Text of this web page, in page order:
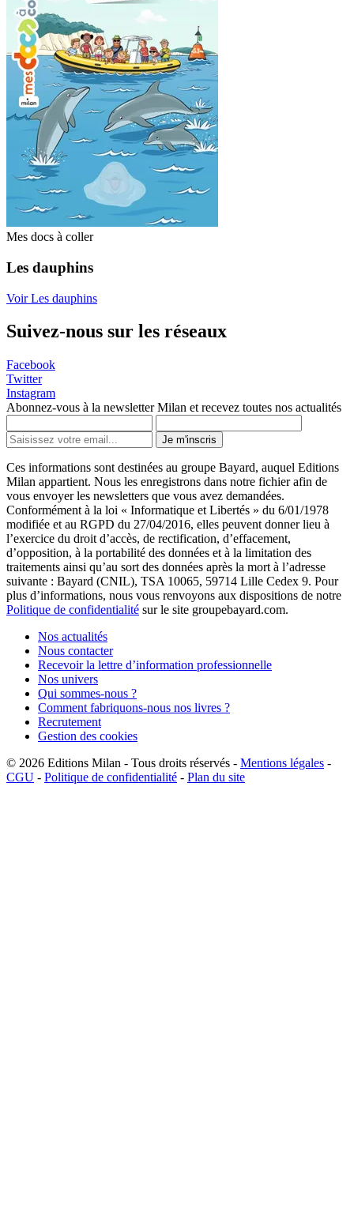
Mes docs à coller
Les dauphins
Voir Les dauphins
Suivez-nous sur les réseaux
Facebook
Twitter
Instagram
Abonnez-vous à la newsletter Milan et recevez toutes nos actualités
Je m'inscris
Ces informations sont destinées au groupe Bayard, auquel Editions
Milan appartient. Nous les enregistrons dans notre fichier afin de
vous envoyer les newsletters que vous avez demandées.
Conformément à la loi « Informatique et Libertés » du 6/01/1978
modifiée et au RGPD du 27/04/2016, elles peuvent donner lieu à
l’exercice du droit d’accès, de rectification, d’effacement,
d’opposition, à la portabilité des données et à la limitation des
traitements ainsi qu’au sort des données après la mort à l’adresse
suivante : Bayard (CNIL), TSA 10065, 59714 Lille Cedex 9. Pour
plus d’informations, nous vous renvoyons aux dispositions de notre
Politique de confidentialité sur le site groupebayard.com.
Nos actualités
Nous contacter
Recevoir la lettre d’information professionnelle
Nos univers
Qui sommes-nous ?
Comment fabriquons-nous nos livres ?
Recrutement
Gestion des cookies
© 2026 Editions Milan - Tous droits réservés - Mentions légales -
CGU - Politique de confidentialité - Plan du site